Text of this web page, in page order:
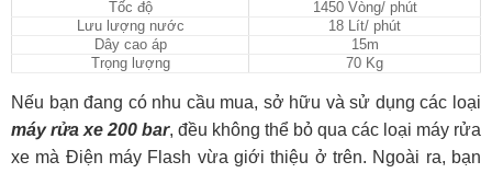
Tốc độ
1450 Vòng/ phút
Lưu lượng nước
18 Lít/ phút
Dây cao áp
15m
Trọng lượng
70 Kg
Nếu bạn đang có nhu cầu mua, sở hữu và sử dụng các loại
máy rửa xe 200 bar, đều không thể bỏ qua các loại máy rửa
xe mà Điện máy Flash vừa giới thiệu ở trên. Ngoài ra, bạn